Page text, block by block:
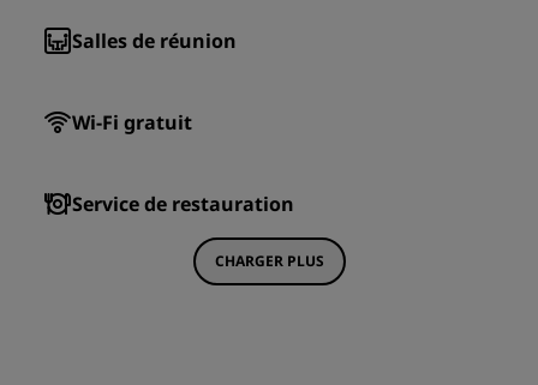
Salles de réunion
Wi-Fi gratuit
Service de restauration
CHARGER PLUS